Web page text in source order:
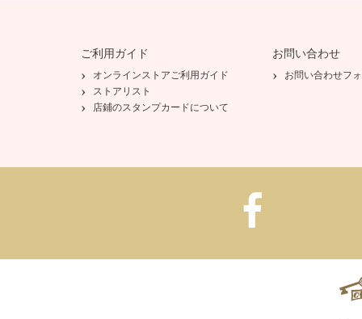
ご利用ガイド
オンラインストアご利用ガイド
ストアリスト
店鋪のスタンプカードについて
お問い合わせ
お問い合わせフ